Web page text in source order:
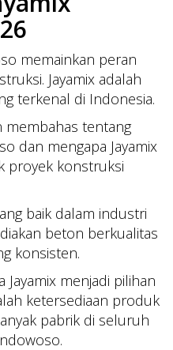
memainkan peran
Jayamix adalah
terkenal di Indonesia.
membahas tentang
dan mengapa Jayamix
proyek konstruksi
baik dalam industri
beton berkualitas
konsisten.
Jayamix menjadi pilihan
ketersediaan produk
pabrik di seluruh